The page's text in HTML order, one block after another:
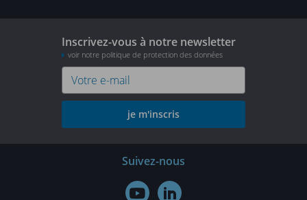
Inscrivez-vous à notre newsletter
voir notre politique de protection des données
je m'inscris
Suivez-nous
 